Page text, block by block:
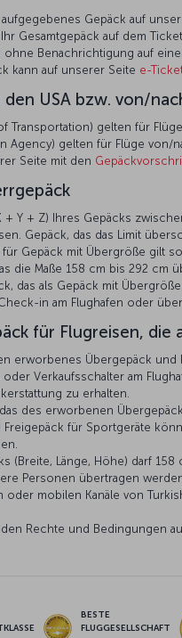
Gepäck auf
Gesamtgepäck auf dem
Benachrichtigung auf
kann auf unserer Seite e-
USA bzw. von/
Transportation) gelten für
Agency) gelten für Flüge von/
Seite mit den
Y + Z) Ihres Gepäcks
Gepäck, das das Limit
Gepäck mit Übergröße gilt
die Maße 158 cm bis 292
das als Gepäck mit
in am Flughafen oder
für Flugreisen,
erworbenes Übergepäck
Verkaufsschalter am
zu erhalten.
des erworbenen
für Sportgeräte
(Breite, Länge, Höhe) darf
Personen übertragen
mobilen Kanäle von
Rechte und Bedingungen
BESTE
FLUGGESELLSCHAFT